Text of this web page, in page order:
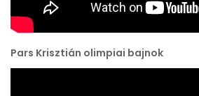
Pars Krisztián olimpiai bajnok